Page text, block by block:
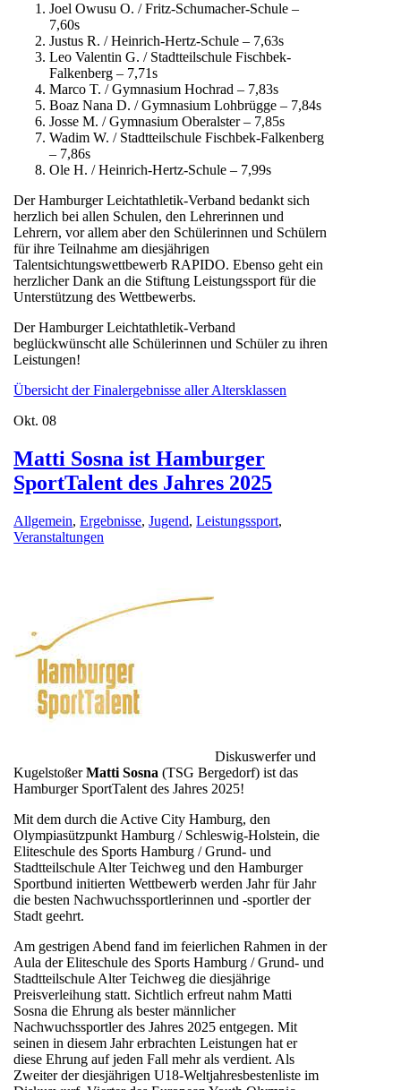
Joel Owusu O. / Fritz-Schumacher-Schule –
7,60s
Justus R. / Heinrich-Hertz-Schule – 7,63s
Leo Valentin G. / Stadtteilschule Fischbek-
Falkenberg – 7,71s
Marco T. / Gymnasium Hochrad – 7,83s
Boaz Nana D. / Gymnasium Lohbrügge – 7,84s
Josse M. / Gymnasium Oberalster – 7,85s
Wadim W. / Stadtteilschule Fischbek-Falkenberg
– 7,86s
Ole H. / Heinrich-Hertz-Schule – 7,99s
Der Hamburger Leichtathletik-Verband bedankt sich
herzlich bei allen Schulen, den Lehrerinnen und
Lehrern, vor allem aber den Schülerinnen und Schülern
für ihre Teilnahme am diesjährigen
Talentsichtungswettbewerb RAPIDO. Ebenso geht ein
herzlicher Dank an die Stiftung Leistungssport für die
Unterstützung des Wettbewerbs.
Der Hamburger Leichtathletik-Verband
beglückwünscht alle Schülerinnen und Schüler zu ihren
Leistungen!
Übersicht der Finalergebnisse aller Altersklassen
Okt. 08
Matti Sosna ist Hamburger
SportTalent des Jahres 2025
Allgemein,Ergebnisse,Jugend,Leistungssport,
Veranstaltungen
Diskuswerfer und
KugelstoßerMatti Sosna (TSG Bergedorf) ist das
Hamburger SportTalent des Jahres 2025!
Mit dem durch die Active City Hamburg, den
Olympiasützpunkt Hamburg / Schleswig-Holstein, die
Eliteschule des Sports Hamburg / Grund- und
Stadtteilschule Alter Teichweg und den Hamburger
Sportbund initierten Wettbewerb werden Jahr für Jahr
die besten Nachwuchssportlerinnen und -sportler der
Stadt geehrt.
Am gestrigen Abend fand im feierlichen Rahmen in der
Aula der Eliteschule des Sports Hamburg / Grund- und
Stadtteilschule Alter Teichweg die diesjährige
Preisverleihung statt. Sichtlich erfreut nahm Matti
Sosna die Ehrung als bester männlicher
Nachwuchssportler des Jahres 2025 entgegen. Mit
seinen in diesem Jahr erbrachten Leistungen hat er
diese Ehrung auf jeden Fall mehr als verdient. Als
Zweiter der diesjährigen U18-Weltjahresbestenliste im